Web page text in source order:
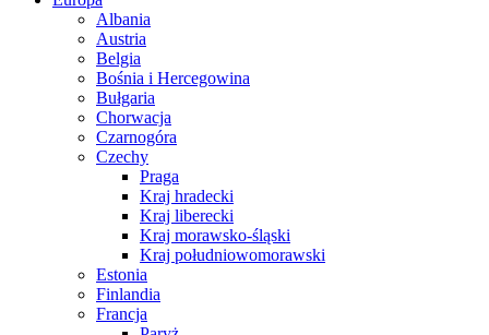
Albania
Austria
Belgia
Bośnia i Hercegowina
Bułgaria
Chorwacja
Czarnogóra
Czechy
Praga
Kraj hradecki
Kraj liberecki
Kraj morawsko-śląski
Kraj południowomorawski
Estonia
Finlandia
Francja